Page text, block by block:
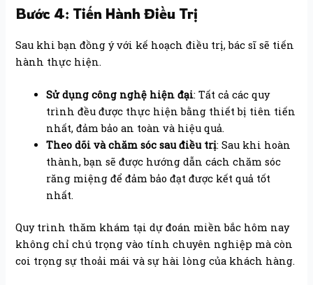
Bước 4: Tiến Hành Điều Trị
Sau khi bạn đồng ý với kế hoạch điều trị, bác sĩ sẽ tiến
hành thực hiện.
Sử dụng công nghệ hiện đại: Tất cả các quy
trình đều được thực hiện bằng thiết bị tiên tiến
nhất, đảm bảo an toàn và hiệu quả.
Theo dõi và chăm sóc sau điều trị: Sau khi hoàn
thành, bạn sẽ được hướng dẫn cách chăm sóc
răng miệng để đảm bảo đạt được kết quả tốt
nhất.
Quy trình thăm khám tại dự đoán miền bắc hôm nay
không chỉ chú trọng vào tính chuyên nghiệp mà còn
coi trọng sự thoải mái và sự hài lòng của khách hàng.